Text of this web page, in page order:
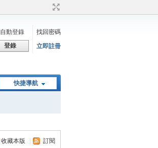
自動登錄
找回密碼
登錄 立即註冊
快捷導航
收藏本版 訂閱